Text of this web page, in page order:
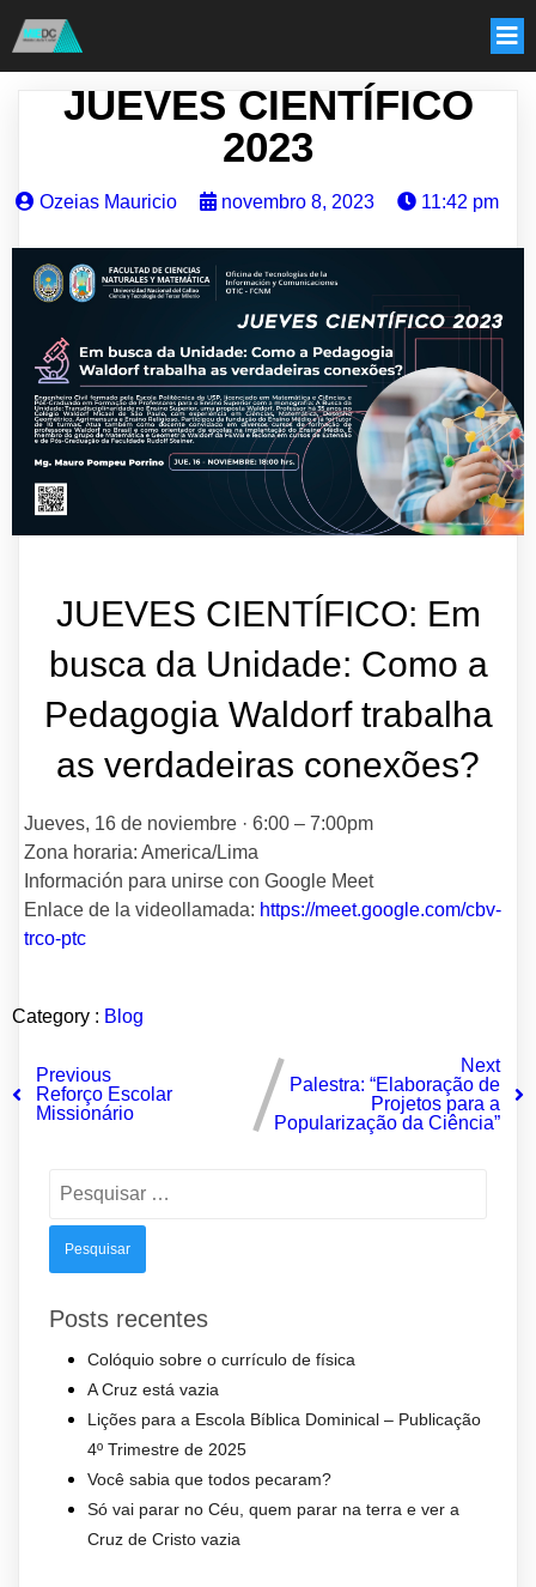
JUEVES CIENTÍFICO
2023
Ozeias Mauricio novembro 8, 2023 11:42 pm
JUEVES CIENTÍFICO: Em
busca da Unidade: Como a
Pedagogia Waldorf trabalha
as verdadeiras conexões?
Jueves, 16 de noviembre · 6:00 – 7:00pm
Zona horaria: America/Lima
Información para unirse con Google Meet
Enlace de la videollamada: https://meet.google.com/cbv-
trco-ptc
Category : Blog
Previous
Reforço Escolar
Missionário
Next
Palestra: “Elaboração de
Projetos para a
Popularização da Ciência”
por:
Posts recentes
Colóquio sobre o currículo de física
A Cruz está vazia
Lições para a Escola Bíblica Dominical – Publicação
4º Trimestre de 2025
Você sabia que todos pecaram?
Só vai parar no Céu, quem parar na terra e ver a
Cruz de Cristo vazia